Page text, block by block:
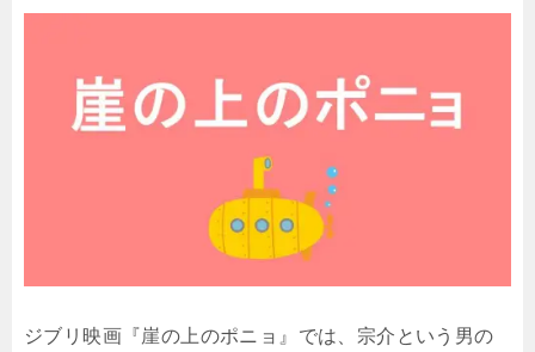
ジブリ映画『崖の上のポニョ』では、宗介という男の